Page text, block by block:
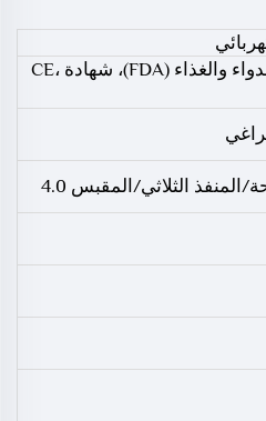
الإدارة الأمريكية للدواء والغذاء (FDA)، شهادة CE،
المنفذ الثلاثي/المقبس 4.0